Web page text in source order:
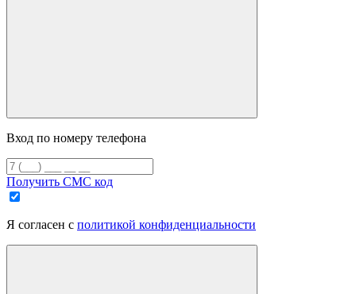
Вход по номеру телефона
Получить СМС код
Я согласен с политикой конфиденциальности